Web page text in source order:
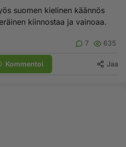
suomen kielinen käännös
kiinnostaa ja vainoaa.
7 635
Kommentoi Jaa